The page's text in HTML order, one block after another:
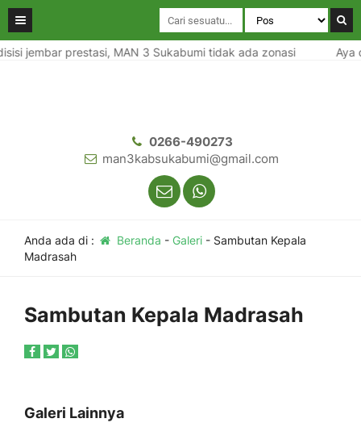
jembar prestasi, MAN 3 Sukabumi tidak ada zonasi Aya
0266-490273
man3kabsukabumi@gmail.com
Anda ada di : Beranda - Galeri- Sambutan Kepala
Madrasah
Sambutan Kepala Madrasah
Galeri Lainnya